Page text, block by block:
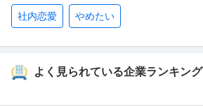
社内恋愛 やめたい
よく見られている企業ランキング